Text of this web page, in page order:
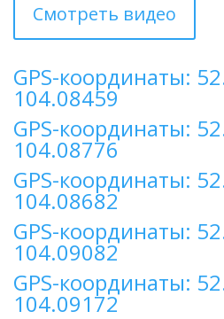
Смотреть видео
GPS-координаты:
104.08459
GPS-координаты:
104.08776
GPS-координаты:
104.08682
GPS-координаты:
104.09082
GPS-координаты:
104.09172